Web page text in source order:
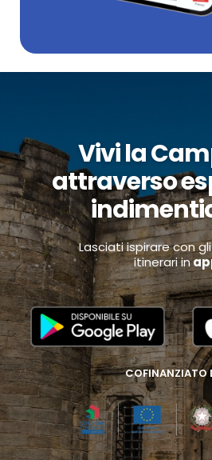
Vivi la
attraverso
Lasciati ispirare con
itinerari in
COFINANZIATO